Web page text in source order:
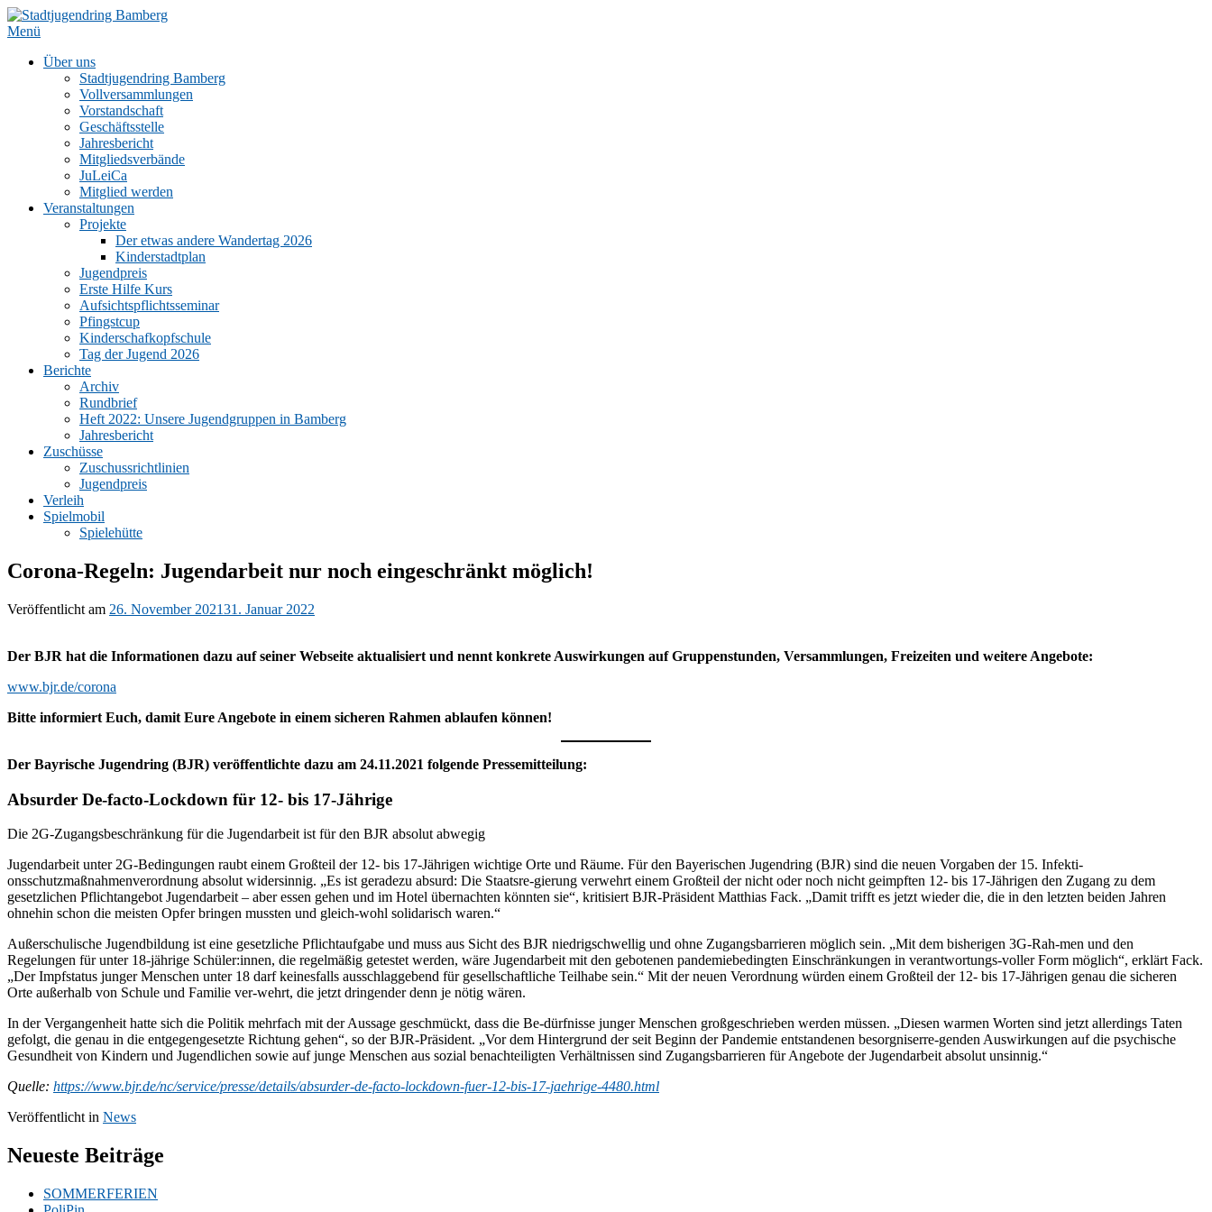
Zum
Inhalt
Menü
Über uns
Stadtjugendring Bamberg
Vollversammlungen
Vorstandschaft
Geschäftsstelle
Jahresbericht
Mitgliedsverbände
JuLeiCa
Mitglied werden
Veranstaltungen
Projekte
Der etwas andere Wandertag 2026
Kinderstadtplan
Jugendpreis
Erste Hilfe Kurs
Aufsichtspflichtsseminar
Pfingstcup
Kinderschafkopfschule
Tag der Jugend 2026
Berichte
Archiv
Rundbrief
Heft 2022: Unsere Jugendgruppen in Bamberg
Jahresbericht
Zuschüsse
Zuschussrichtlinien
Jugendpreis
Verleih
Spielmobil
Spielehütte
Corona-Regeln: Jugendarbeit nur noch eingeschränkt möglich!
Veröffentlicht am 26. November 202131. Januar 2022
Der BJR hat die Informationen dazu auf seiner Webseite aktualisiert und nennt konkrete Auswirkungen auf Gruppenstunden, Versammlungen, Freizeiten und weitere Angebote:
www.bjr.de/corona
Bitte informiert Euch, damit Eure Angebote in einem sicheren Rahmen ablaufen können!
Der Bayrische Jugendring (BJR) veröffentlichte dazu am 24.11.2021 folgende Pressemitteilung:
Absurder De-facto-Lockdown für 12- bis 17-Jährige
Die 2G-Zugangsbeschränkung für die Jugendarbeit ist für den BJR absolut abwegig
Jugendarbeit unter 2G-Bedingungen raubt einem Großteil der 12- bis 17-Jährigen wichtige Orte und Räume. Für den Bayerischen Jugendring (BJR) sind die neuen Vorgaben der 15. Infekti-
onsschutzmaßnahmenverordnung absolut widersinnig. „Es ist geradezu absurd: Die Staatsre-gierung verwehrt einem Großteil der nicht oder noch nicht geimpften 12- bis 17-Jährigen den Zugang zu dem
gesetzlichen Pflichtangebot Jugendarbeit – aber essen gehen und im Hotel übernachten könnten sie“, kritisiert BJR-Präsident Matthias Fack. „Damit trifft es jetzt wieder die, die in den letzten beiden Jahren
ohnehin schon die meisten Opfer bringen mussten und gleich-wohl solidarisch waren.“
Außerschulische Jugendbildung ist eine gesetzliche Pflichtaufgabe und muss aus Sicht des BJR niedrigschwellig und ohne Zugangsbarrieren möglich sein. „Mit dem bisherigen 3G-Rah-men und den
Regelungen für unter 18-jährige Schüler:innen, die regelmäßig getestet werden, wäre Jugendarbeit mit den gebotenen pandemiebedingten Einschränkungen in verantwortungs-voller Form möglich“, erklärt Fack.
„Der Impfstatus junger Menschen unter 18 darf keinesfalls ausschlaggebend für gesellschaftliche Teilhabe sein.“ Mit der neuen Verordnung würden einem Großteil der 12- bis 17-Jährigen genau die sicheren
Orte außerhalb von Schule und Familie ver-wehrt, die jetzt dringender denn je nötig wären.
In der Vergangenheit hatte sich die Politik mehrfach mit der Aussage geschmückt, dass die Be-dürfnisse junger Menschen großgeschrieben werden müssen. „Diesen warmen Worten sind jetzt allerdings Taten
gefolgt, die genau in die entgegengesetzte Richtung gehen“, so der BJR-Präsident. „Vor dem Hintergrund der seit Beginn der Pandemie entstandenen besorgniserre-genden Auswirkungen auf die psychische
Gesundheit von Kindern und Jugendlichen sowie auf junge Menschen aus sozial benachteiligten Verhältnissen sind Zugangsbarrieren für Angebote der Jugendarbeit absolut unsinnig.“
Quelle: https://www.bjr.de/nc/service/presse/details/absurder-de-facto-lockdown-fuer-12-bis-17-jaehrige-4480.html
Veröffentlicht in News
Neueste Beiträge
SOMMERFERIEN